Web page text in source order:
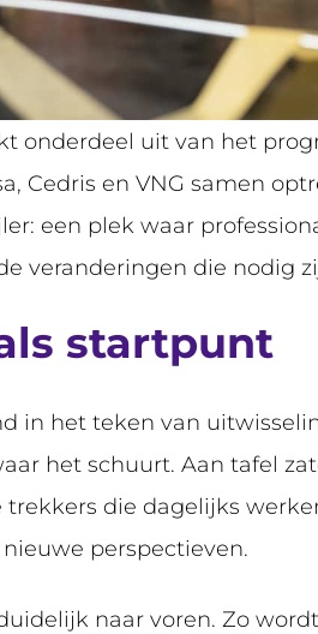
onderdeel uit van het
Cedris en VNG samen
een plek waar
veranderingen die nodig
startpunt
in het teken van
het schuurt. Aan tafel
trekkers die dagelijks
perspectieven.
naar voren. Zo